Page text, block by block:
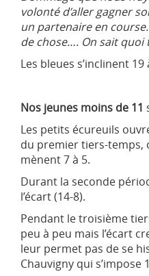
volonté d’aller gagner
un partenaire en
de chose…. On sait quoi
Les bleues s’inclinent 19
Nos jeunes moins de 11
Les petits écureuils
du premier tiers-temps,
mènent 7 à 5.
Durant la seconde
l’écart (14-8).
Pendant le troisième
peu à peu mais l’écart
leur permet pas de se
Chauvigny qui s’impose